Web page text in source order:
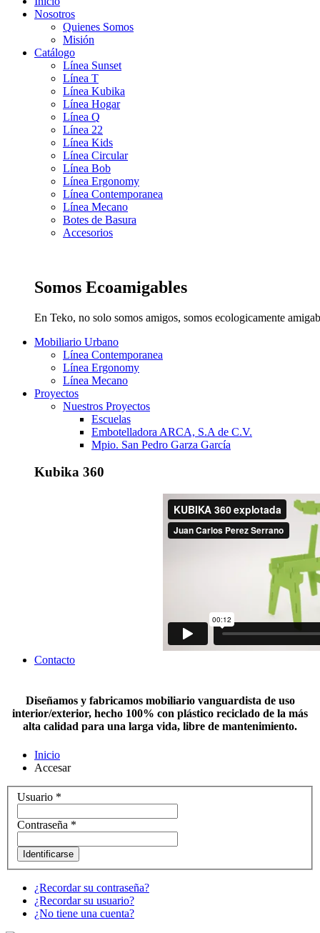
Nosotros
Quienes Somos
Misión
Catálogo
Línea Sunset
Línea T
Línea Kubika
Línea Hogar
Línea Q
Línea 22
Línea Kids
Línea Circular
Línea Bob
Línea Ergonomy
Línea Contemporanea
Línea Mecano
Botes de Basura
Accesorios
Somos Ecoamigables
En Teko, no solo somos amigos, somos ecologicamente
Mobiliario Urbano
Línea Contemporanea
Línea Ergonomy
Línea Mecano
Proyectos
Nuestros Proyectos
Escuelas
Embotelladora ARCA, S.A de C.V.
Mpio. San Pedro Garza García
Kubika 360
Contacto
Diseñamos y fabricamos mobiliario vanguardista de uso
interior/exterior, hecho 100% con plástico reciclado de la más
alta calidad para una larga vida, libre de mantenimiento.
Inicio
Accesar
Usuario *
Contraseña *
Identificarse
¿Recordar su contraseña?
¿Recordar su usuario?
¿No tiene una cuenta?